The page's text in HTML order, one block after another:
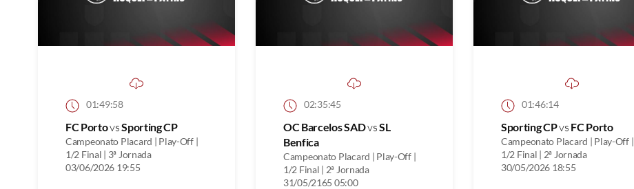
01:49:58
FC PortovsSporting CP
Campeonato Placard | Play-Off |
1/2 Final | 3ª Jornada
03/06/2026 19:55
02:35:45
OC Barcelos SADvsSL
Benfica
Campeonato Placard | Play-Off |
1/2 Final | 2ª Jornada
31/05/2165 05:00
01:46:14
Sporting CPvs FC Porto
Campeonato Placard | Play-Off |
1/2 Final | 2ª Jornada
30/05/2026 18:55